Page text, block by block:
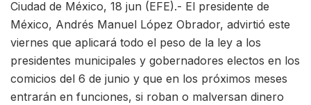
Ciudad de México, 18 jun (EFE).- El presidente de
México, Andrés Manuel López Obrador, advirtió este
viernes que aplicará todo el peso de la ley a los
presidentes municipales y gobernadores electos en los
comicios del 6 de junio y que en los próximos meses
entrarán en funciones, si roban o malversan dinero